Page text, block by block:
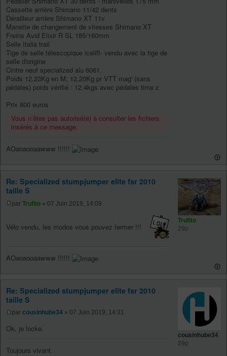
Cassette arrière Shimano 11/42 dents
Dérailleur arrière Shimano XT 11v
Manette de changement de vitesses Shimano XT
Freins Avid Elixir R SL 185/160mm
Selle Italia trail
Tige de selle télescopique icelift- vendu avec la tige de
selle d'origine
Cintre neuf specialized alu 6061.
Poids 12,23Kg en M; 12,20Kg pr VTT mag' (sans
pédales) poids vérifié : 12,4kgs avec pédales time z
Prix 800 euros
Vous n’êtes pas autorisé(e) à consulter les fichiers
insérés à ce message.
AOaoaooaawww !!!!!!
Re: Specialized stumpjumper elite fsr 2010
taille S
par Trufito » 07 Juin 2019, 14:09
Vélo vendu, les modos vous pouvez fermer !!!
AOaoaooaawww !!!!!!
Trufito
29p
Re: Specialized stumpjumper elite fsr 2010
taille S
par cousinhube34 » 07 Juin 2019, 14:31
Ok, je locke.
Toujours vivant.
cousinhube34
29p